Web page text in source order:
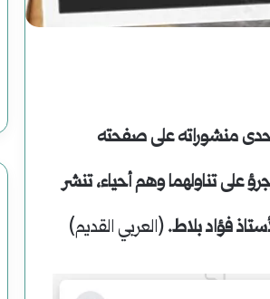
منشوراته على صفحته
على تناولهما وهم أحياء، تنشر
فؤاد بلاط.(العربي القديم)
هاوية